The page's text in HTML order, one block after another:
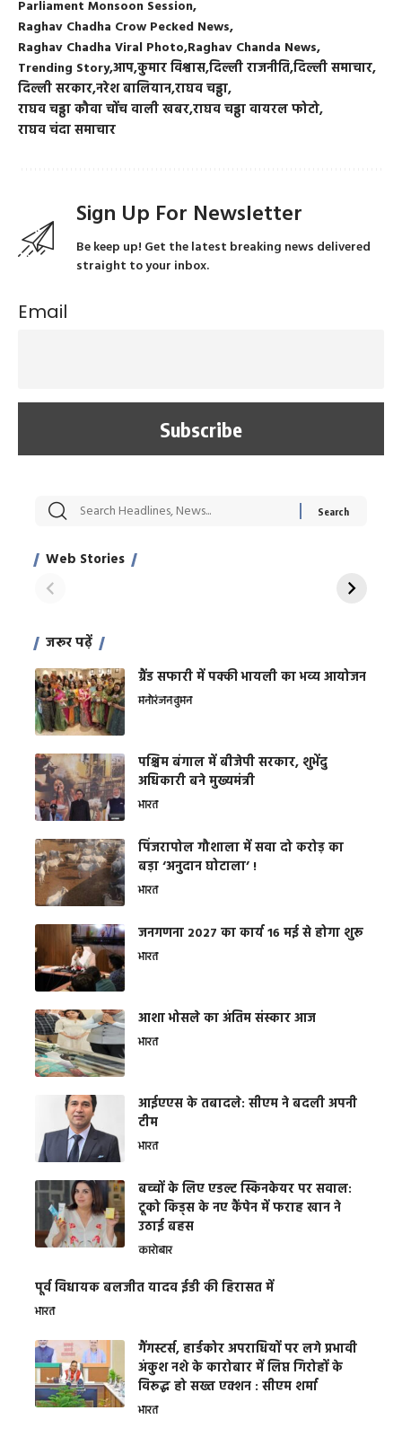
Parliament Monsoon Session
Raghav Chadha Crow Pecked News
Raghav Chadha Viral Photo Raghav Chanda News
Trending Storyआपकुमार विश्वासदिल्ली राजनीतिदिल्ली समाचार
दिल्ली सरकारनरेश बालियानराघव चड्ढा
राघव चड्ढा कौवा चोंच वाली खबरराघव चड्ढा वायरल फोटो
राघव चंदा समाचार
Sign Up For Newsletter
Be keep up! Get the latest breaking news delivered
straight to your inbox.
Email
Web Stories
सट्टेबाजी में अरेस्ट हुए
साहिल खान
रोज एक कच्चे लहसुन
जरूर पढ़ें
ग्रैंड सफारी में पक्की भायली का भव्य आयोजन
मनोरंजनवुमन
पश्चिम बंगाल में बीजेपी सरकार, शुभेंदु
अधिकारी बने मुख्यमंत्री
भारत
​पिंजरापोल गौशाला में सवा दो करोड़ का
बड़ा ‘अनुदान घोटाला’ !
भारत
जनगणना 2027 का कार्य 16 मई से होगा शुरू
भारत
आशा भोसले का अंतिम संस्कार आज
भारत
आईएएस के तबादले: सीएम ने बदली अपनी
टीम
भारत
बच्चों के लिए एडल्ट स्किनकेयर पर सवाल:
टूको किड्स के नए कैंपेन में फराह खान ने
उठाई बहस
कारोबार
पूर्व विधायक बलजीत यादव ईडी की हिरासत में
भारत
गैंगस्टर्स, हार्डकोर अपराधियों पर लगे प्रभावी
अंकुश नशे के कारोबार में लिप्त गिरोहों के
विरूद्ध हो सख्त एक्शन : सीएम शर्मा
भारत